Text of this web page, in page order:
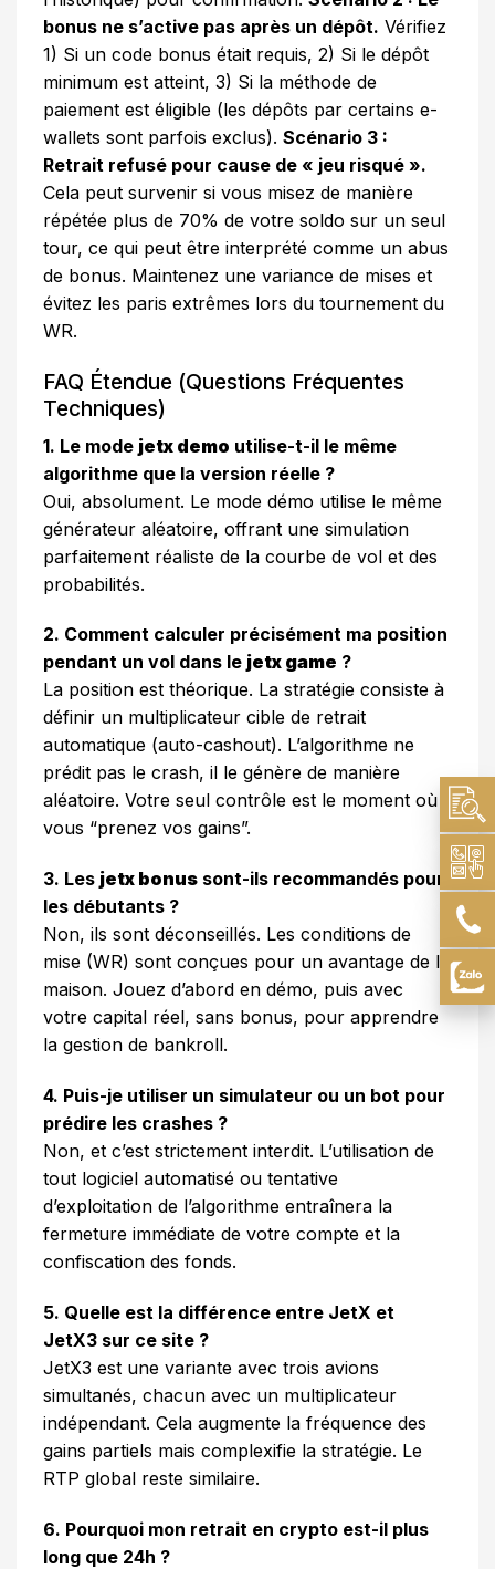
bonus ne s’active pas après un dépôt. Vérifiez
1) Si un code bonus était requis, 2) Si le dépôt
minimum est atteint, 3) Si la méthode de
paiement est éligible (les dépôts par certains e-
wallets sont parfois exclus). Scénario 3 :
Retrait refusé pour cause de « jeu risqué ».
Cela peut survenir si vous misez de manière
répétée plus de 70% de votre soldo sur un seul
tour, ce qui peut être interprété comme un abus
de bonus. Maintenez une variance de mises et
évitez les paris extrêmes lors du tournement du
WR.
FAQ Étendue (Questions Fréquentes
Techniques)
1. Le mode jetx demo utilise-t-il le même
algorithme que la version réelle ?
Oui, absolument. Le mode démo utilise le même
générateur aléatoire, offrant une simulation
parfaitement réaliste de la courbe de vol et des
probabilités.
2. Comment calculer précisément ma position
pendant un vol dans le jetx game ?
La position est théorique. La stratégie consiste à
définir un multiplicateur cible de retrait
automatique (auto-cashout). L’algorithme ne
prédit pas le crash, il le génère de manière
aléatoire. Votre seul contrôle est le moment où
vous “prenez vos gains”.
3. Les jetx bonus sont-ils recommandés pour
les débutants ?
Non, ils sont déconseillés. Les conditions de
mise (WR) sont conçues pour un avantage de la
maison. Jouez d’abord en démo, puis avec
votre capital réel, sans bonus, pour apprendre
la gestion de bankroll.
4. Puis-je utiliser un simulateur ou un bot pour
prédire les crashes ?
Non, et c’est strictement interdit. L’utilisation de
tout logiciel automatisé ou tentative
d’exploitation de l’algorithme entraînera la
fermeture immédiate de votre compte et la
confiscation des fonds.
5. Quelle est la différence entre JetX et
JetX3 sur ce site ?
JetX3 est une variante avec trois avions
simultanés, chacun avec un multiplicateur
indépendant. Cela augmente la fréquence des
gains partiels mais complexifie la stratégie. Le
RTP global reste similaire.
6. Pourquoi mon retrait en crypto est-il plus
long que 24h ?